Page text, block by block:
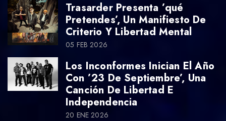
Trasarder Presenta ’qué
Pretendes’, Un Manifiesto De
Criterio Y Libertad Mental
05 FEB 2026
Los Inconformes Inician El Año
Con ’23 De Septiembre’, Una
Canción De Libertad E
Independencia
20 ENE 2026